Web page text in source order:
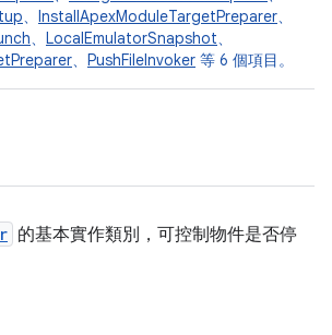
、 InstallApexModuleTargetPreparer、
、 LocalEmulatorSnapshot、
、 PushFileInvoker 等 6 個項目。
的基本實作類別，可控制物件是否停